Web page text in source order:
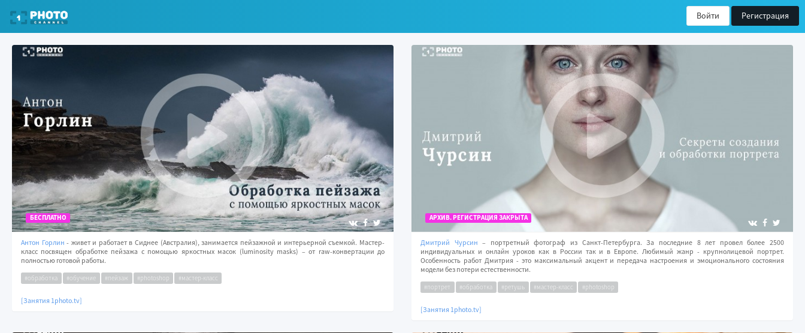
Войти Регистрация
БЕСПЛАТНО
Антон Горлин - живет и работает в Сиднее (Австралия), занимается пейзажной и интерьерной съемкой. Мастер-
класс посвящен обработке пейзажа с помощью яркостных масок (luminosity masks) – от raw-конвертации до
полностью готовой работы.
#обработка #обучение #пейзаж #photoshop #мастер-класс
[Занятия 1photo.tv]
АРХИВ. РЕГИСТРАЦИЯ ЗАКРЫТА
Дмитрий Чурсин – портретный фотограф из Санкт-Петербурга. За последние 8 лет провел более 2500
индивидуальных и онлайн уроков как в России так и в Европе. Любимый жанр - крупнолицевой портрет.
Особенность работ Дмитрия - это максимальный акцент и передача настроения и эмоционального состояния
модели без потери естественности.
#портрет #обработка #ретушь #мастер-класс #photoshop
[Занятия 1photo.tv]